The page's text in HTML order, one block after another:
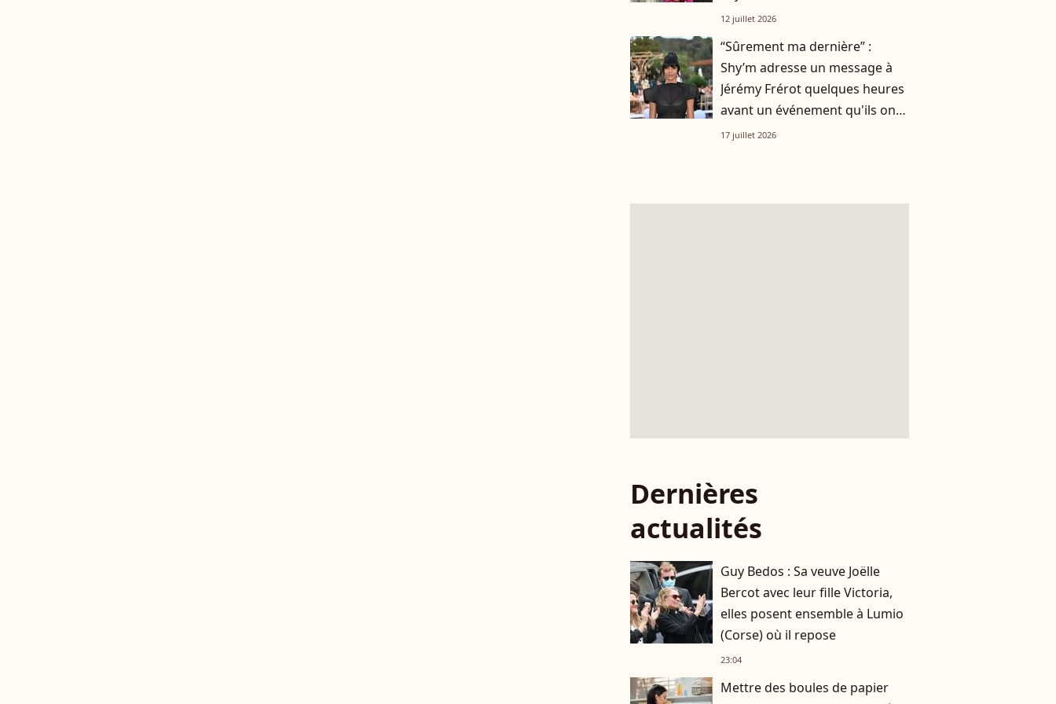
tout autre univers
12 juillet 2026
“Sûrement ma dernière” :
Shy’m adresse un message à
Jérémy Frérot quelques heures
avant un événement qu'ils ont
vécu ensemble
17 juillet 2026
Dernières
actualités
Guy Bedos : Sa veuve Joëlle
Bercot avec leur fille Victoria,
elles posent ensemble à Lumio
(Corse) où il repose
23:04
Mettre des boules de papier